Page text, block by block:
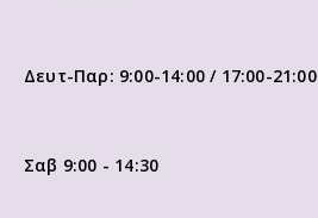
Δευτ-Παρ: 9:00-14:00 / 17:00-21:00
Σαβ 9:00 - 14:30